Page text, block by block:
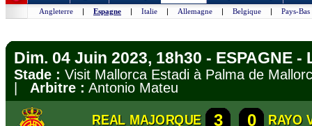
Angleterre | Espagne | Italie | Allemagne | Belgique | Pays-Bas
Dim. 04 Juin 2023, 18h30 - ESPAGNE -
Stade : Visit Mallorca Estadi à Palma de
Arbitre : Antonio Mateu
REAL MAJORQUE 3 0
RAYO